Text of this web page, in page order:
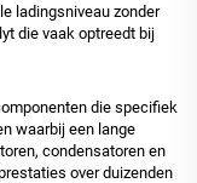
ladingsniveau zonder
die vaak optreedt bij
die specifiek
waarbij een lange
condensatoren en
over duizenden